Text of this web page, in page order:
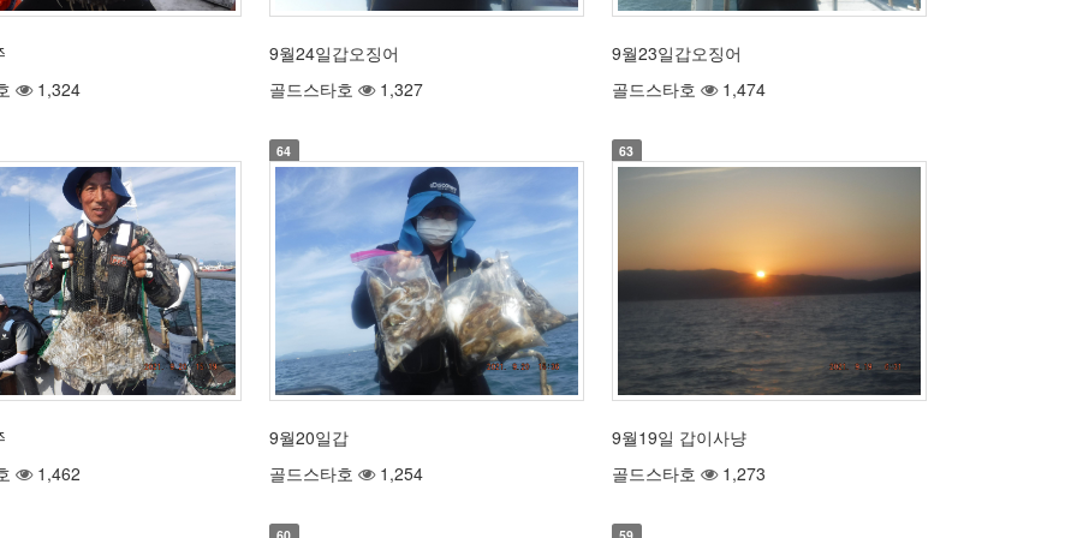
1,324
9월24일갑오징어
골드스타호
1,327
9월23일갑오징어
골드스타호
1,474
1,462
64
9월20일갑
골드스타호
1,254
63
9월19일 갑이사냥
골드스타호
1,273